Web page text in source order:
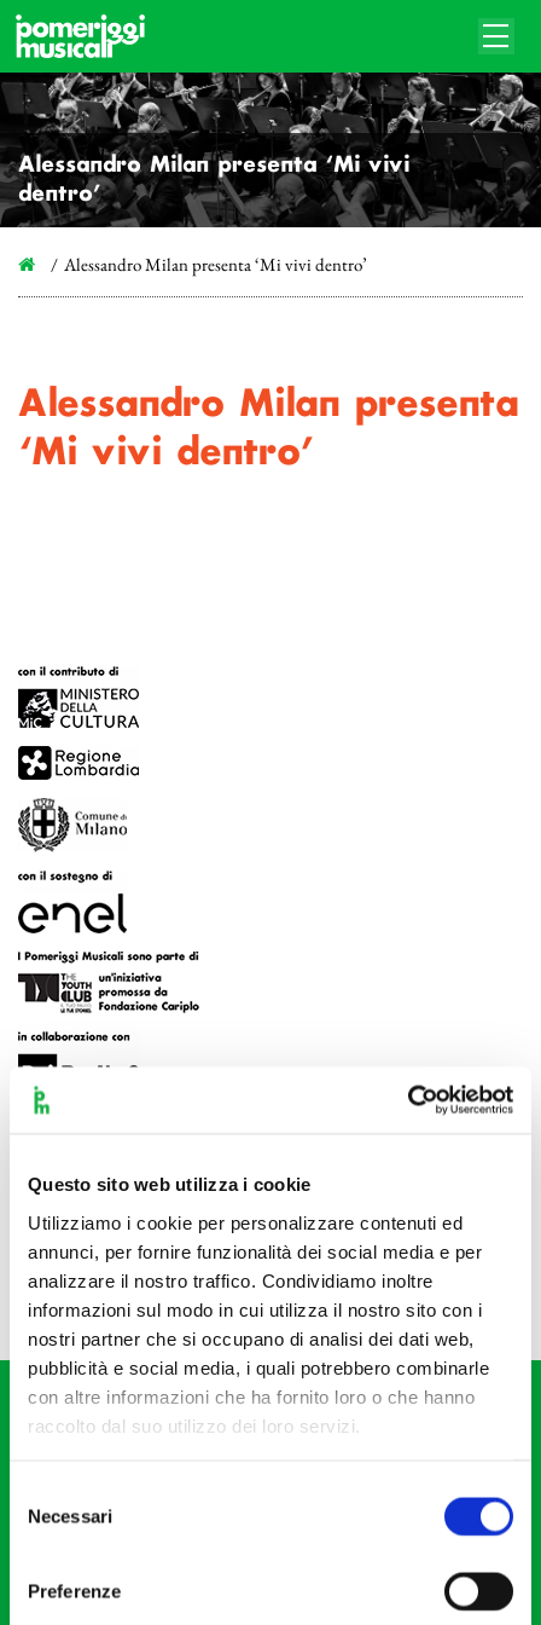
Questo sito web utilizza i cookie
Utilizziamo i cookie per personalizzare contenuti ed
annunci, per fornire funzionalità dei social media e per
analizzare il nostro traffico. Condividiamo inoltre
informazioni sul modo in cui utilizza il nostro sito con i
nostri partner che si occupano di analisi dei dati web,
pubblicità e social media, i quali potrebbero combinarle
con altre informazioni che ha fornito loro o che hanno
raccolto dal suo utilizzo dei loro servizi.
delNecessari
Preferenze
Alessandro Milan presenta ‘Mi vivi
dentro’
Alessandro Milan presenta ‘Mi vivi dentro’
Alessandro Milan presenta
‘Mi vivi dentro’
20121 Milano